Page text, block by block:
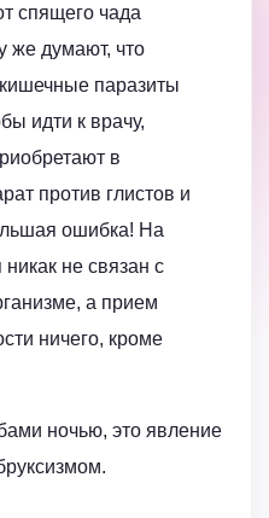
спящего чада
же думают, что
паразиты
идти к врачу,
в
против глистов и
ошибка! На
не связан с
а прием
ничего, кроме
ночью, это явление